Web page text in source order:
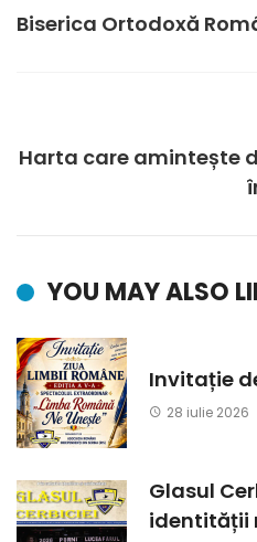
Biserica Ortodoxă
Harta care amintește
YOU MAY ALSO
Invitație
28 iulie 2026
Glasul
identității